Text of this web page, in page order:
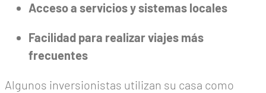
Acceso a servicios y sistemas locales
Facilidad para realizar viajes más
frecuentes
Algunos inversionistas utilizan su casa como